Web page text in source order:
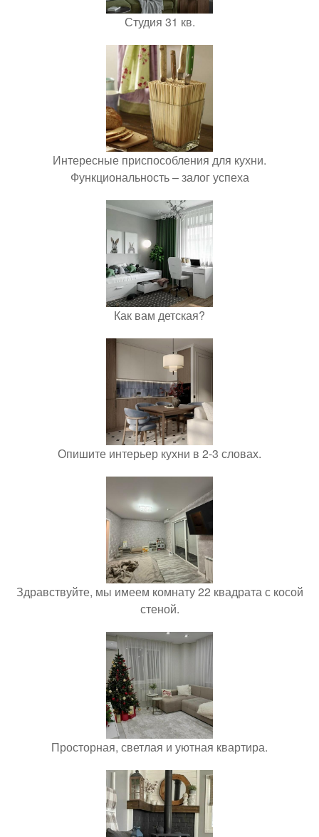
Студия 31 кв.
Интересные приспособления для кухни.
Функциональность – залог успеха
Как вам детская?
Опишите интерьер кухни в 2-3 словах.
Здравствуйте, мы имеем комнату 22 квадрата с косой
стеной.
Просторная, светлая и уютная квартира.